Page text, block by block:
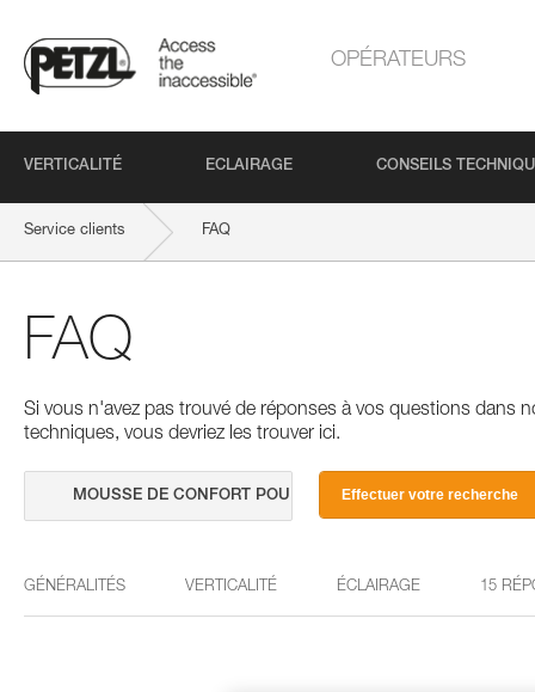
OPÉRATEURS
VERTICALITÉ ECLAIRAGE CONSEILS
Service clients FAQ
FAQ
Si vous n'avez pas trouvé de réponses à vos questions dans
techniques, vous devriez les trouver ici.
Effectuer votre recherche
GÉNÉRALITÉS VERTICALITÉ ÉCLAIRAGE 15